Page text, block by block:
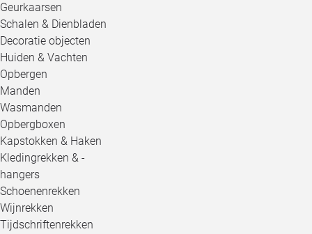
Geurkaarsen
Schalen & Dienbladen
Decoratie objecten
Huiden & Vachten
Opbergen
Manden
Wasmanden
Opbergboxen
Kapstokken & Haken
Kledingrekken & -
hangers
Schoenenrekken
Wijnrekken
Tijdschriftenrekken